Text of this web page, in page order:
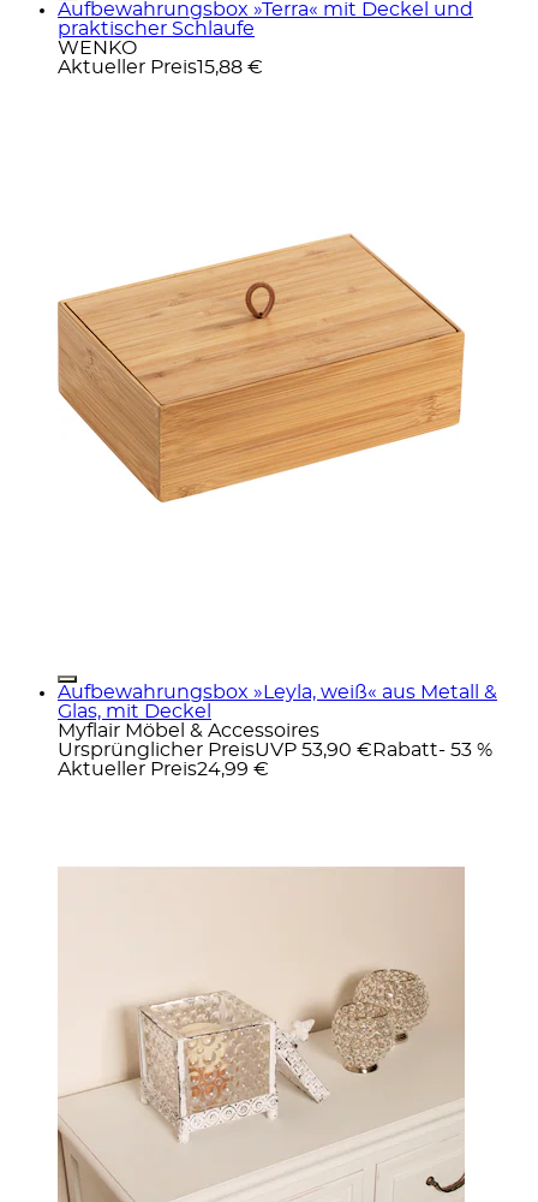
Aufbewahrungsbox »Terra« mit Deckel und
praktischer Schlaufe
WENKO
Aktueller Preis15,88 €
Aufbewahrungsbox »Leyla, weiß« aus Metall &
Glas, mit Deckel
Myflair Möbel & Accessoires
Ursprünglicher PreisUVP 53,90 € Rabatt- 53 %
Aktueller Preis24,99 €